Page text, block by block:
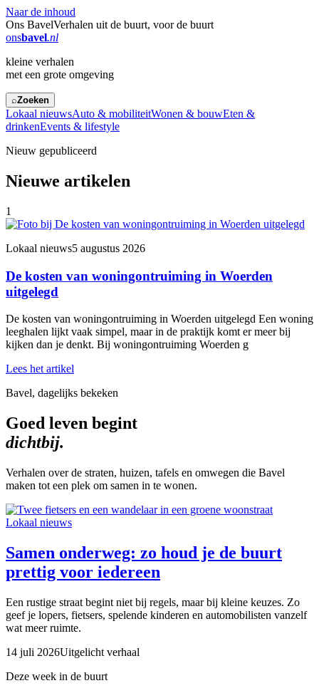
Naar de inhoud
Ons BavelVerhalen uit de buurt, voor de buurt
onsbavel.nl
kleine verhalen
met een grote omgeving
⌕Zoeken
Lokaal nieuwsAuto & mobiliteitWonen & bouwEten &
drinkenEvents & lifestyle
Nieuw gepubliceerd
Nieuwe artikelen
1
Lokaal nieuws5 augustus 2026
De kosten van woningontruiming in Woerden
uitgelegd
De kosten van woningontruiming in Woerden uitgelegd Een woning
leeghalen lijkt vaak simpel, maar in de praktijk komt er meer bij
kijken dan je denkt. Bij woningontruiming Woerden g
Lees het artikel
Bavel, dagelijks bekeken
Goed leven begint
dichtbij.
Verhalen over de straten, huizen, tafels en omwegen die Bavel
maken tot een plek om samen in te wonen.
Lokaal nieuws
Samen onderweg: zo houd je de buurt
prettig voor iedereen
Een rustige straat begint niet bij regels, maar bij kleine keuzes. Zo
geef je lopers, fietsers, spelende kinderen en automobilisten vanzelf
wat meer ruimte.
14 juli 2026Uitgelicht verhaal
Deze week in de buurt